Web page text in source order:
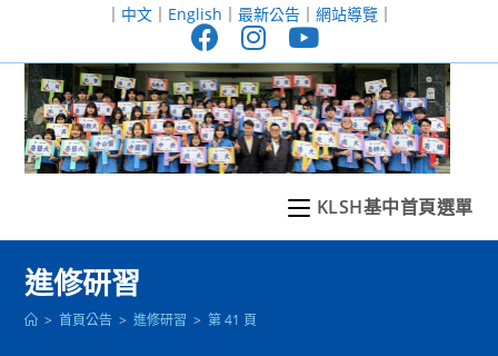
至
｜ 中文｜ English ｜ 最新公告｜ 網站導覽｜
KLSH基中首頁選單
進修研習
> 首頁公告 > 進修研習 > 第 41 頁